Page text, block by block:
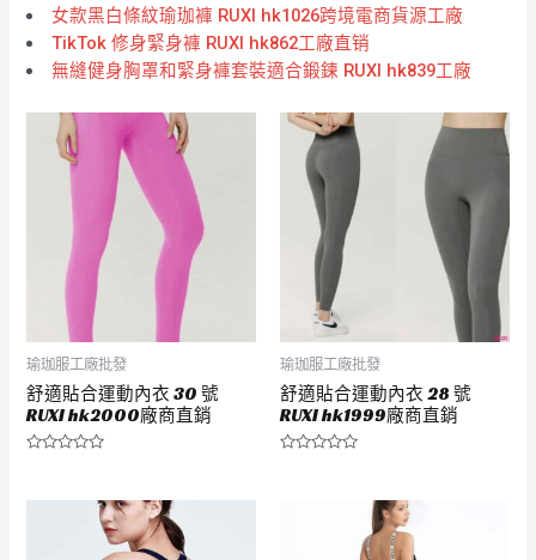
女款黑白條紋瑜珈褲 RUXI hk1026跨境電商貨源工廠
TikTok 修身緊身褲 RUXI hk862工廠直销
無縫健身胸罩和緊身褲套裝適合鍛鍊 RUXI hk839工廠
瑜珈服工廠批發
舒適貼合運動內衣 30 號
RUXI hk2000廠商直銷
瑜珈服工廠批發
舒適貼合運動內衣 28 號
RUXI hk1999廠商直銷